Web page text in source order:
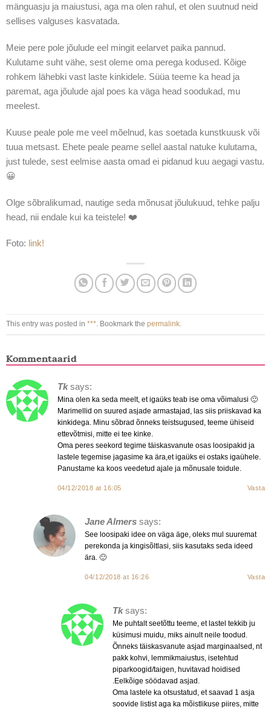
mänguasju ja maiustusi, aga ma olen rahul, et olen suutnud neid
sellises valguses kasvatada.
Meie pere pole jõulude eel mingit eelarvet paika pannud.
Kulutame suht vähe, sest oleme oma perega kodused. Kõige
rohkem lähebki vast laste kinkidele. Süüa teeme ka head ja
paremat, aga jõulude ajal poes ka väga head soodukad, mu
meelest.
Kuuse peale pole me veel mõelnud, kas soetada kunstkuusk või
tuua metsast. Ehete peale peame sellel aastal natuke kulutama,
just tulede, sest eelmise aasta omad ei pidanud kuu aegagi vastu.
😀
Olge sõbralikumad, nautige seda mõnusat jõulukuud, tehke palju
head, nii endale kui ka teistele! ❤️
Foto: link!
This entry was posted in ***. Bookmark the permalink.
Kommentaarid
Tk says:
Mina olen ka seda meelt, et igaüks teab ise oma võimalusi 🙂
Marimellid on suured asjade armastajad, las siis priiskavad ka
kinkidega. Minu sõbrad õnneks teistsugused, teeme ühiseid
ettevõtmisi, mitte ei tee kinke.
Oma peres seekord tegime täiskasvanute osas loosipakid ja
lastele tegemise jagasime ka ära,et igaüks ei ostaks igaühele.
Panustame ka koos veedetud ajale ja mõnusale toidule.
04/12/2018 at 16:05 Vasta
Jane Almers says:
See loosipaki idee on väga äge, oleks mul suuremat
perekonda ja kingisõltlasi, siis kasutaks seda ideed
ära. 🙂
04/12/2018 at 16:26 Vasta
Tk says:
Me puhtalt seetõttu teeme, et lastel tekkib ju
küsimusi muidu, miks ainult neile toodud.
Õnneks täiskasvanute asjad marginaalsed, nt
pakk kohvi, lemmikmaiustus, isetehtud
piparkoogid/taigen, huvitavad hoidised
.Eelkõige söödavad asjad.
Oma lastele ka otsustatud, et saavad 1 asja
soovide listist aga ka mõistlikuse piires, mitte